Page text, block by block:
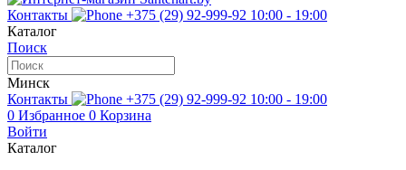
Контакты +375 (29) 92-999-92 10:00 - 19:00
Каталог
Поиск
Минск
Контакты
+375 (29) 92-999-92 10:00 - 19:00
0 Избранное 0 Корзина
Войти
Каталог